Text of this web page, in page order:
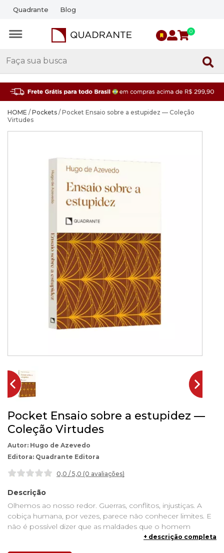
Quadrante Blog
0
HOME / Pockets / Pocket Ensaio sobre a estupidez — Coleção
Virtudes
Pocket Ensaio sobre a estupidez —
Coleção Virtudes
Hugo de Azevedo
Quadrante Editora
0,0 / 5,0 (0 avaliações)
Descrição
Olhemos ao nosso redor. Guerras, conflitos, injustiças. A
cobiça humana, por vezes, parece não conhecer limites. E
não é possível dizer que as maldades que o homem
comete são todas inocentes, frutos da ignorância. Ainda
+ descrição completa